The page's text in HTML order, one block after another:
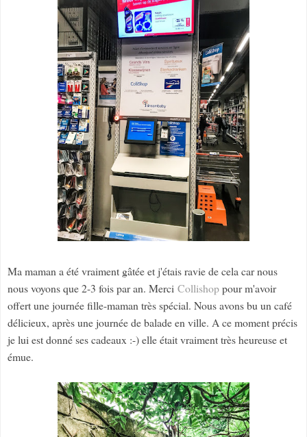
Ma maman a été vraiment gâtée et j'étais ravie de cela car nous
nous voyons que 2-3 fois par an. Merci Collishoppour m'avoir
offert une journée fille-maman très spécial. Nous avons bu un café
délicieux, après une journée de balade en ville. A ce moment précis
je lui est donné ses cadeaux :-) elle était vraiment très heureuse et
émue.